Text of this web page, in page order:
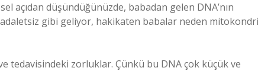
açıdan düşündüğünüzde, babadan gelen DNA’nın
gibi geliyor, hakikaten babalar neden mitokondri
tedavisindeki zorluklar. Çünkü bu DNA çok küçük ve